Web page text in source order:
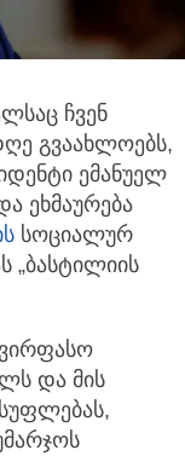
ჩვენ
გვაახლოებს,
ემანუელ
ეხმაურება
სოციალურ
„ბასტილიის
და მის